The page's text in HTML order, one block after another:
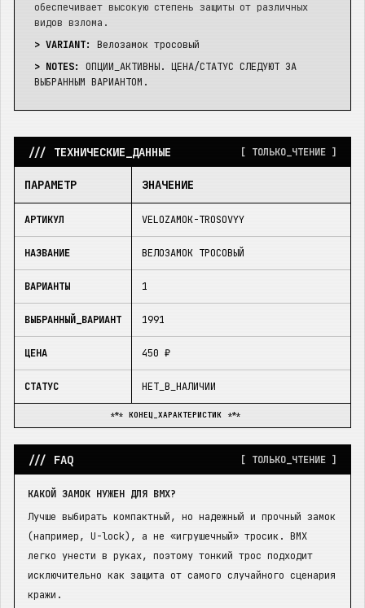
обеспечивает высокую степень защиты от различных
видов взлома.
> VARIANT:
Велозамок тросовый
> NOTES:
ОПЦИИ_АКТИВНЫ. ЦЕНА/СТАТУС СЛЕДУЮТ ЗА
ВЫБРАННЫМ ВАРИАНТОМ.
/// ТЕХНИЧЕСКИЕ_ДАННЫЕ [ ТОЛЬКО_ЧТЕНИЕ ]
ПАРАМЕТР ЗНАЧЕНИЕ
АРТИКУЛ VELOZAMOK-TROSOVYY
НАЗВАНИЕ ВЕЛОЗАМОК ТРОСОВЫЙ
ВАРИАНТЫ 1
ВЫБРАННЫЙ_ВАРИАНТ 1991
ЦЕНА 450 ₽
СТАТУС НЕТ_В_НАЛИЧИИ
*** КОНЕЦ_ХАРАКТЕРИСТИК ***
/// FAQ [ ТОЛЬКО_ЧТЕНИЕ ]
КАКОЙ ЗАМОК НУЖЕН ДЛЯ BMX?
Лучше выбирать компактный, но надежный и прочный замок
(например, U-lock), а не «игрушечный» тросик. BMX
легко унести в руках, поэтому тонкий трос подходит
исключительно как защита от самого случайного сценария
кражи.